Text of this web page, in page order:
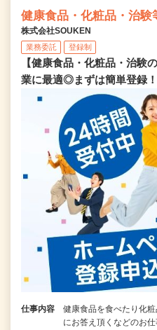
健康食品・化粧品・治験
株式会社SOUKEN
業務委託 登録制
【健康食品・化粧品・治験
業に最適◎まずは簡単登録
仕事内容
健康食品を食べたり化
にお答え頂くなどのお